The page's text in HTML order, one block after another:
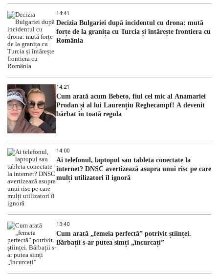
14:41
Decizia Bulgariei după incidentul cu drona: mută
forțe de la granița cu Turcia și întărește frontiera cu
România
14:21
Cum arată acum Bebeto, fiul cel mic al Anamariei
Prodan și al lui Laurențiu Reghecampf! A devenit
bărbat în toată regula
14:00
Ai telefonul, laptopul sau tableta conectate la
internet? DNSC avertizează asupra unui risc pe care
mulți utilizatori îl ignoră
13:40
Cum arată „femeia perfectă” potrivit științei.
Bărbații s-ar putea simți „încurcați”